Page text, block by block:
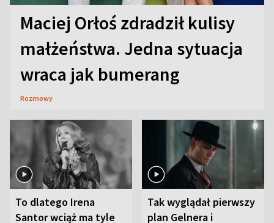
Maciej Orłoś zdradził kulisy
małżeństwa. Jedna sytuacja
wraca jak bumerang
Rozmowy
To dlatego Irena
Santor wciąż ma tyle
Tak wyglądał pierwszy
plan Gelnera i